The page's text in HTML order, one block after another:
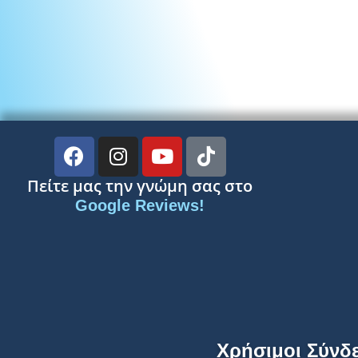
Πείτε μας την γνώμη σας στο
Google Reviews!
Χρήσιμοι